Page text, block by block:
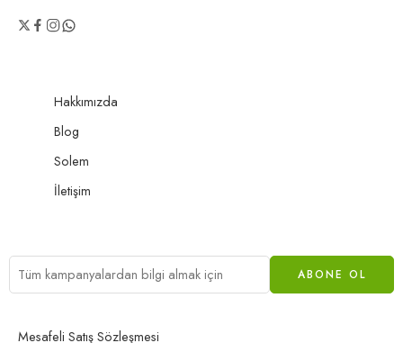
Hakkımızda
Blog
Solem
İletişim
Mesafeli Satış Sözleşmesi